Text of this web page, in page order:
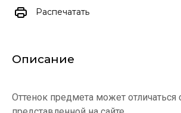
Распечатать
Описание
Оттенок предмета может отличаться